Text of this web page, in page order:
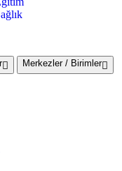
Merkezler / Birimler